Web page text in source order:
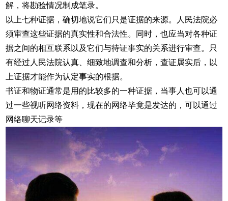
解，将勘验情况制成笔录。
以上七种证据，确切地说它们只是证据的来源。人民法院必
须审查这些证据的真实性和合法性。同时，也应当对各种证
据之间的相互联系以及它们与待证事实的关系进行审查。只
有经过人民法院认真、细致地调查和分析，查证属实后，以
上证据才能作为认定事实的根据。
书证和物证通常是用的比较多的一种证据，当事人也可以通
过一些视听网络资料，现在的网络毕竟是发达的，可以通过
网络聊天记录等